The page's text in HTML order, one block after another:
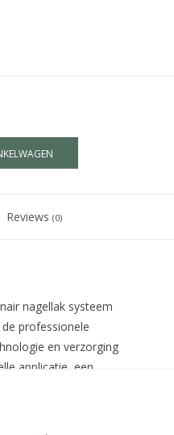
Reviews (0)
nagellak systeem
professionele
en verzorging
applicatie, een
E en Keratine en